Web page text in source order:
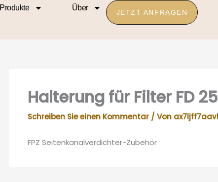
Produkte Über
JETZT ANFRAGEN
Halterung für Filter FD
Schreiben Sie einen Kommentar / Von
FPZ Seitenkanalverdichter-Zubehör